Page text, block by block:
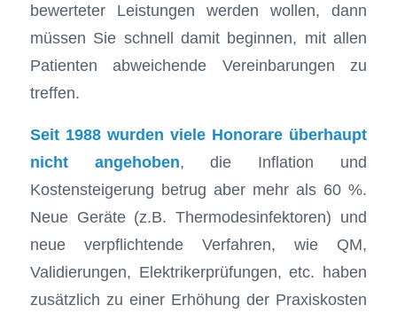
bewerteter Leistungen werden wollen, dann
müssen Sie schnell damit beginnen, mit allen
Patienten abweichende Vereinbarungen zu
treffen.
Seit 1988 wurden viele Honorare überhaupt
nicht angehoben, die Inflation und
Kostensteigerung betrug aber mehr als 60 %.
Neue Geräte (z.B. Thermodesinfektoren) und
neue verpflichtende Verfahren, wie QM,
Validierungen, Elektrikerprüfungen, etc. haben
zusätzlich zu einer Erhöhung der Praxiskosten